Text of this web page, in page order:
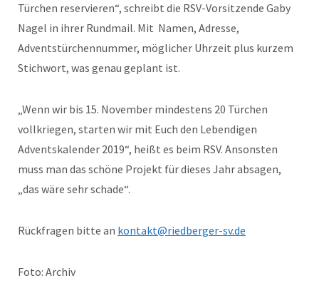
Türchen reservieren“, schreibt die RSV-Vorsitzende Gaby
Nagel in ihrer Rundmail. Mit Namen, Adresse,
Adventstürchennummer, möglicher Uhrzeit plus kurzem
Stichwort, was genau geplant ist.
„Wenn wir bis 15. November mindestens 20 Türchen
vollkriegen, starten wir mit Euch den Lebendigen
Adventskalender 2019“, heißt es beim RSV. Ansonsten
muss man das schöne Projekt für dieses Jahr absagen,
„das wäre sehr schade“.
Rückfragen bitte an kontakt@riedberger-sv.de
Foto: Archiv